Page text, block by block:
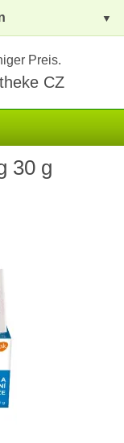
Preis.
CZ
30 g